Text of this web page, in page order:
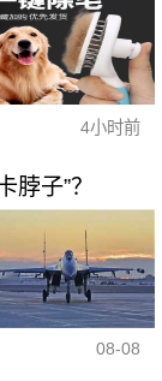
4小时前
子”？
08-08